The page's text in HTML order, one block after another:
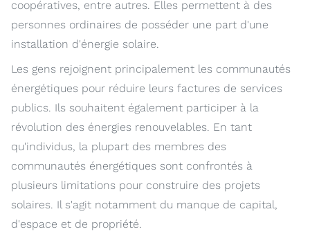
coopératives, entre autres. Elles permettent à des
personnes ordinaires de posséder une part d'une
installation d'énergie solaire.
Les gens rejoignent principalement les communautés
énergétiques pour réduire leurs factures de services
publics. Ils souhaitent également participer à la
révolution des énergies renouvelables. En tant
qu'individus, la plupart des membres des
communautés énergétiques sont confrontés à
plusieurs limitations pour construire des projets
solaires. Il s'agit notamment du manque de capital,
d'espace et de propriété.